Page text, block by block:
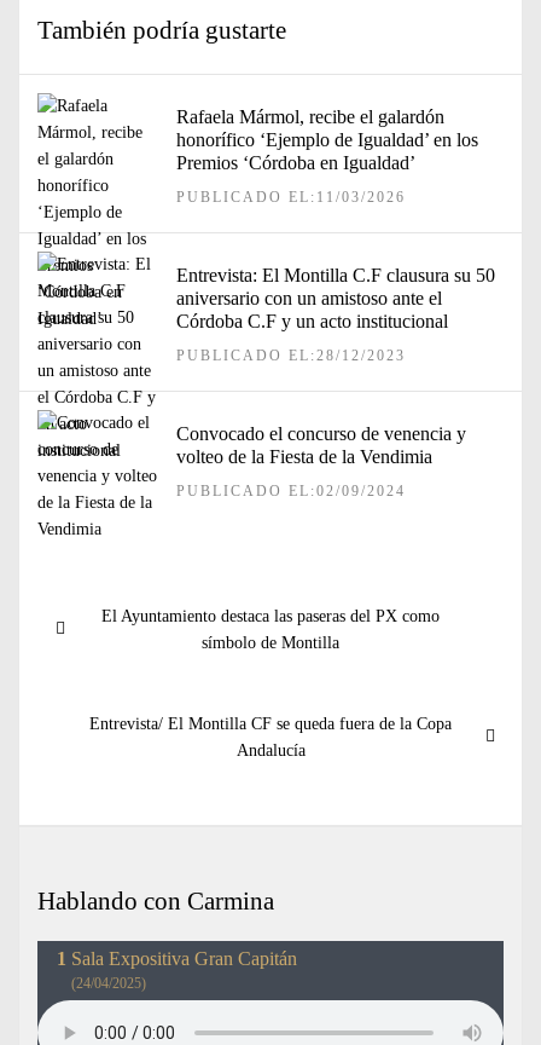
También podría gustarte
Rafaela Mármol, recibe el galardón
honorífico ‘Ejemplo de Igualdad’ en los
Premios ‘Córdoba en Igualdad’
PUBLICADO EL:11/03/2026
Entrevista: El Montilla C.F clausura su 50
aniversario con un amistoso ante el
Córdoba C.F y un acto institucional
PUBLICADO EL:28/12/2023
Convocado el concurso de venencia y
volteo de la Fiesta de la Vendimia
PUBLICADO EL:02/09/2024
de
Entrada
El Ayuntamiento destaca las paseras del PX como
símbolo de Montilla
Entrada
Entrevista/ El Montilla CF se queda fuera de la Copa
Andalucía
Hablando con Carmina
Sala Expositiva Gran Capitán
(24/04/2025)